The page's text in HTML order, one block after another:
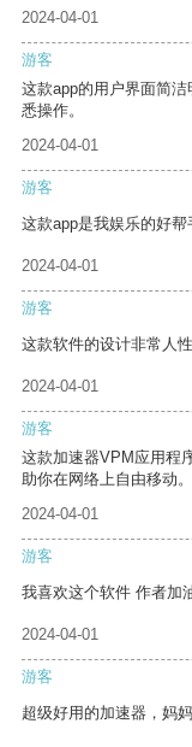
2024-04-01
游客
这款app的用户界面简
悉操作。
2024-04-01
游客
这款app是我娱乐的好帮
2024-04-01
游客
这款软件的设计非常人
2024-04-01
游客
这款加速器VPM应用程
助你在网络上自由移动。
2024-04-01
游客
我喜欢这个软件 作者加
2024-04-01
游客
超级好用的加速器，妈